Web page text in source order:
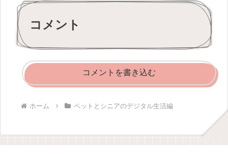
コメント
コメントを書き込む
ホーム ペットとシニアのデジタル生活編